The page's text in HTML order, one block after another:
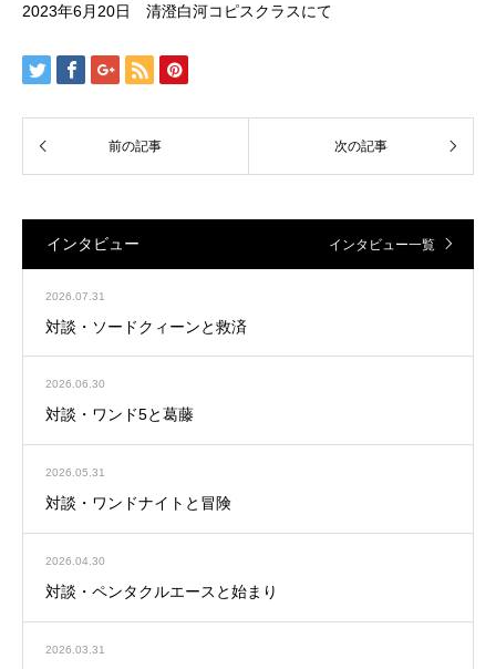
2023年6月20日 清澄白河コピスクラスにて
インタビュー インタビュー一覧
2026.07.31
対談・ソードクィーンと救済
2026.06.30
対談・ワンド5と葛藤
2026.05.31
対談・ワンドナイトと冒険
2026.04.30
対談・ペンタクルエースと始まり
2026.03.31